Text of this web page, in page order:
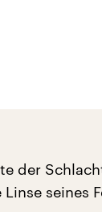
der
seines